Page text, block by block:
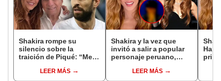
Shakira rompe su
silencio sobre la
traición de Piqué: “Me
estaba en UCI”
LEER MÁS
Shakira y la vez que
invitó a salir a popular
personaje peruano,
quién se trata?
LEER MÁS